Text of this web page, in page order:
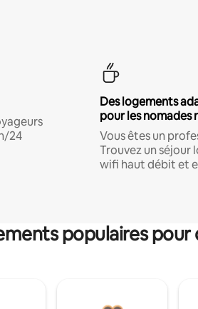
24
Des logements
pour les nomades
Vous êtes un
Trouvez un séjour
wifi haut débit et
populaires